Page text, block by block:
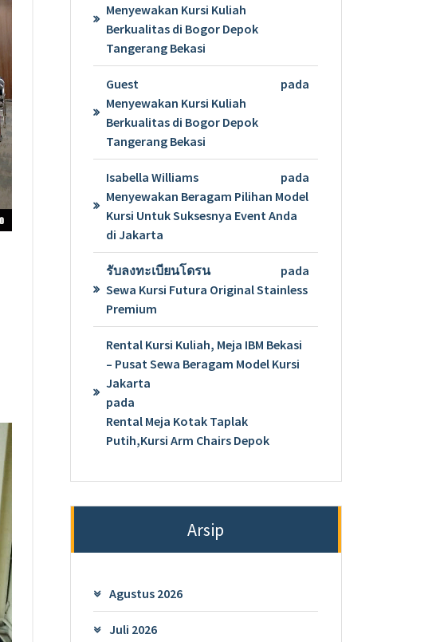
Menyewakan Kursi Kuliah
Berkualitas di Bogor Depok
Tangerang Bekasi
Guest
pada
Menyewakan Kursi Kuliah
Berkualitas di Bogor Depok
Tangerang Bekasi
Isabella Williams
pada
Menyewakan Beragam Pilihan Model
Kursi Untuk Suksesnya Event Anda
di Jakarta
รับลงทะเบียนโดรน
pada
Sewa Kursi Futura Original Stainless
Premium
Rental Kursi Kuliah, Meja IBM Bekasi
– Pusat Sewa Beragam Model Kursi
Jakarta
pada
Rental Meja Kotak Taplak
Putih,Kursi Arm Chairs Depok
Arsip
Agustus 2026
Juli 2026